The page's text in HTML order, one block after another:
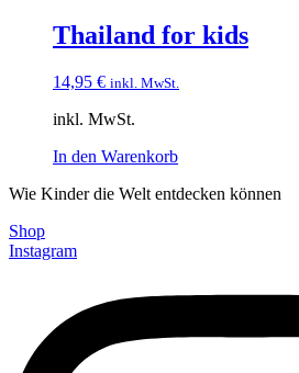
Thailand for kids
14,95 € inkl. MwSt.
inkl. MwSt.
In den Warenkorb
Wie Kinder die Welt entdecken können
Shop
Instagram